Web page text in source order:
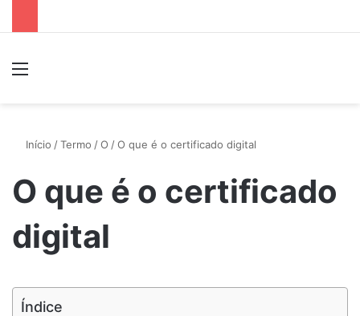
Início /Termo /O /O que é o certificado digital
O que é o certificado
digital
Índice